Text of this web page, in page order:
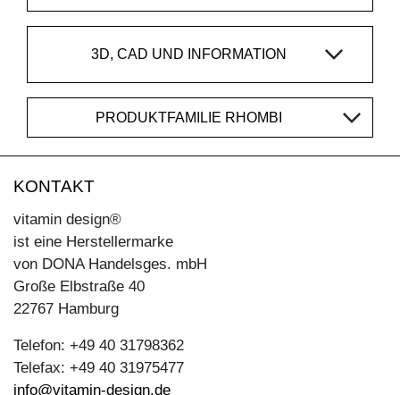
3D, CAD UND INFORMATION
PRODUKTFAMILIE RHOMBI
KONTAKT
vitamin design®
ist eine Herstellermarke
von DONA Handelsges. mbH
Große Elbstraße 40
22767 Hamburg
Telefon: +49 40 31798362
Telefax: +49 40 31975477
info@vitamin-design.de